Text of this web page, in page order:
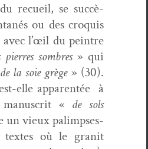
recueil, se suc­cè­
ou des cro­quis
avec l’œil du pein­tre
pier­res som­bres» qui
la soie grège» (30).
elle appar­en­tée à
« de sols
un vieux palimpses­
où le gran­it